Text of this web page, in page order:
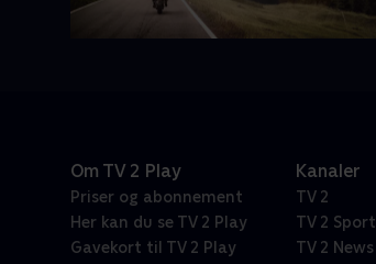
Om TV 2 Play
Priser og abonnement
Her kan du se TV 2 Play
Gavekort til TV 2 Play
Kanaler
TV 2
TV 2 Sport
TV 2 News